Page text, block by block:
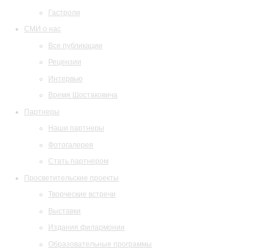
Гастроли
СМИ о нас
Все публикации
Рецензии
Интервью
Время Шостаковича
Партнеры
Наши партнеры
Фотогалерея
Стать партнером
Просветительские проекты
Творческие встречи
Выставки
Издания филармонии
Образовательные программы